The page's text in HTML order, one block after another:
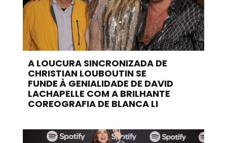
A LOUCURA SINCRONIZADA DE
CHRISTIAN LOUBOUTIN SE
FUNDE À GENIALIDADE DE DAVID
LACHAPELLE COM A BRILHANTE
COREOGRAFIA DE BLANCA LI